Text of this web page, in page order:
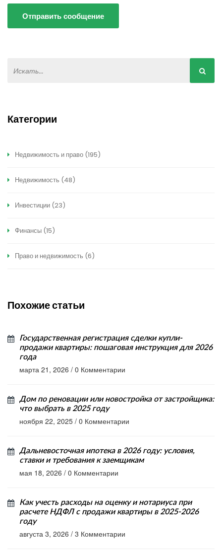
Отправить сообщение
Категории
Недвижимость и право (195)
Недвижимость (48)
Инвестиции (23)
Финансы (15)
Право и недвижимость (6)
Похожие статьи
Государственная регистрация сделки купли-
продажи квартиры: пошаговая инструкция для 2026
года
марта 21, 2026 / 0 Комментарии
Дом по реновации или новостройка от застройщика:
что выбрать в 2025 году
ноября 22, 2025 / 0 Комментарии
Дальневосточная ипотека в 2026 году: условия,
ставки и требования к заемщикам
мая 18, 2026 / 0 Комментарии
Как учесть расходы на оценку и нотариуса при
расчете НДФЛ с продажи квартиры в 2025-2026
году
августа 3, 2026 / 3 Комментарии